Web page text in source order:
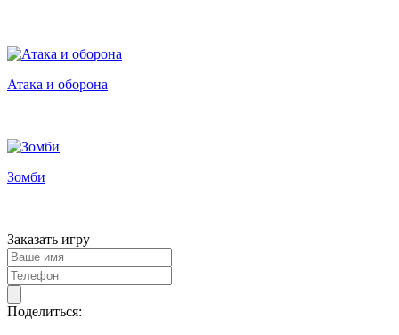
Атака и оборона
Зомби
Заказать игру
Поделиться: